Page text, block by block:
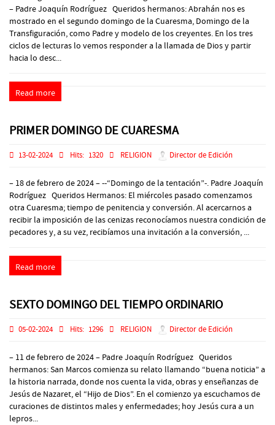
– Padre Joaquín Rodríguez Queridos hermanos: Abrahán nos es
mostrado en el segundo domingo de la Cuaresma, Domingo de la
Transfiguración, como Padre y modelo de los creyentes. En los tres
ciclos de lecturas lo vemos responder a la llamada de Dios y partir
hacia lo desc...
Read more
PRIMER DOMINGO DE CUARESMA
13-02-2024 Hits: 1320 RELIGION Director de Edición
– 18 de febrero de 2024 – --“Domingo de la tentación”-. Padre Joaquín
Rodríguez Queridos Hermanos: El miércoles pasado comenzamos
otra Cuaresma; tiempo de penitencia y conversión. Al acercarnos a
recibir la imposición de las cenizas reconocíamos nuestra condición de
pecadores y, a su vez, recibíamos una invitación a la conversión, ...
Read more
SEXTO DOMINGO DEL TIEMPO ORDINARIO
05-02-2024 Hits: 1296 RELIGION Director de Edición
– 11 de febrero de 2024 – Padre Joaquín Rodríguez Queridos
hermanos: San Marcos comienza su relato llamando “buena noticia” a
la historia narrada, donde nos cuenta la vida, obras y enseñanzas de
Jesús de Nazaret, el “Hijo de Dios”. En el comienzo ya escuchamos de
curaciones de distintos males y enfermedades; hoy Jesús cura a un
lepros...